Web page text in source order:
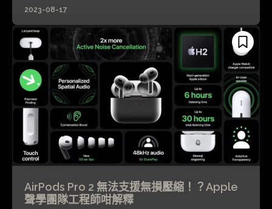
2023-08-17
AirPods Pro 2 無法支援無損壓縮！？Apple
聲學團隊工程師咁解釋